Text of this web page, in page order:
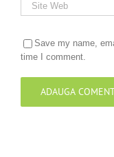
Save my name,
time I comment.